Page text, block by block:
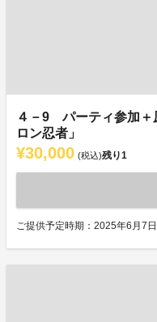
４－9 パーティ参加＋
ロン忍者」
¥30,000 (税込)残り1
ご提供予定時期：2025年6月7